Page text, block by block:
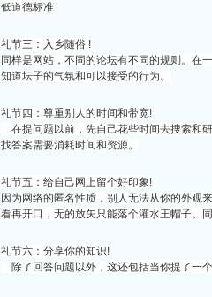
低道德标准
礼节三：入乡随俗 !
同样是网站，不同的论坛有不同的规则。在
知道坛子的气氛和可以接受的行为。
礼节四：尊重别人的时间和带宽!
在提问题以前，先自己花些时间去搜索和
找答案需要消耗时间和资源。
礼节五：给自己网上留个好印象!
因为网络的匿名性质，别人无法从你的外观
看再开口，无的放矢只能落个灌水王帽子。
礼节六：分享你的知识!
除了回答问题以外，这还包括当你提了一